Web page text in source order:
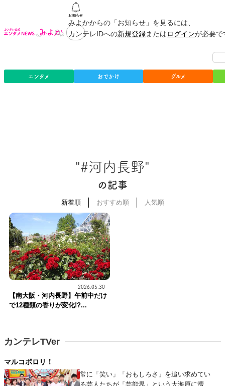
みよかからの「お知らせ」を見るには、
カンテレIDへの新規登録またはログインが必要
エンタメ おでかけ グルメ
"#河内長野"
の記事
新着順 おすすめ順 人気順
2026.05.30
【南大阪・河内長野】午前中だけ
で12種類の香りが変化!?...
カンテレTVer
マルコポロリ！
常に「笑い」「おもしろさ」を追い求めてい
る芸人たちが「芸能界」という大海原に漕ぎ